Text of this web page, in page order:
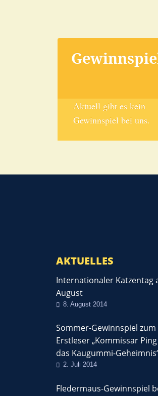
Aktuell gibt es kein
Gewinnspiel bei uns.
AKTUELLES
Internationaler Katzentag
August
8. August 2014
Sommer-Gewinnspiel zum
Erstleser „Kommissar
das Kaugummi-
2. Juli 2014
Fledermaus-Gewinnspiel